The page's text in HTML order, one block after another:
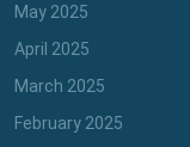
May 2025
April 2025
March 2025
February 2025